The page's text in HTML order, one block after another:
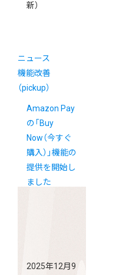
新）
ニュース
機能改善
（pickup）
Amazon Pay
の「Buy
Now（今すぐ
購入）」機能の
提供を開始し
ました
2025年12月9